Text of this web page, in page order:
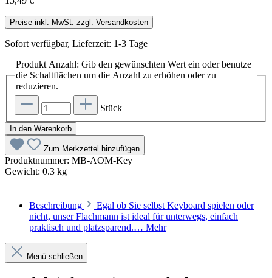
Preise inkl. MwSt. zzgl. Versandkosten
Sofort verfügbar, Lieferzeit: 1-3 Tage
Produkt Anzahl: Gib den gewünschten Wert ein oder benutze
die Schaltflächen um die Anzahl zu erhöhen oder zu
reduzieren.
Stück
In den Warenkorb
Zum Merkzettel hinzufügen
Produktnummer: MB-AOM-Key
Gewicht: 0.3 kg
Beschreibung
Egal ob Sie selbst Keyboard spielen oder
nicht, unser Flachmann ist ideal für unterwegs, einfach
praktisch und platzsparend.… Mehr
Menü schließen